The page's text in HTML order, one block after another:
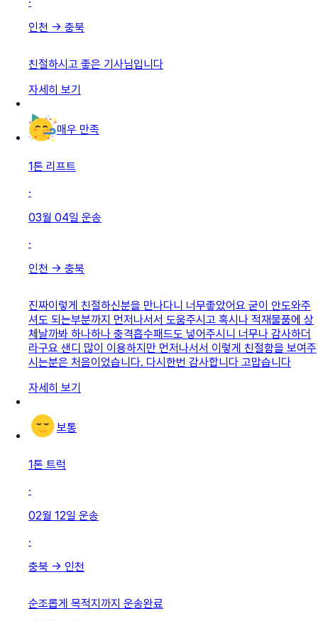
인천 → 충북
친절하시고 좋은 기사님입니다
자세히 보기
매우 만족
1톤 리프트
·
03월 04일 운송
·
인천 → 충북
진짜이렇게 친절하신분을 만나다니 너무좋았어요 굳이 안도와주
셔도 되는부분까지 먼저나서서 도움주시고 혹시나 적재물품에 상
체날까봐 하나하나 충격흡수패드도 넣어주시니 너무나 감사하더
라구요 샌디 많이 이용하지만 먼저나서서 이렇게 친절함을 보여주
시는분은 처음이었습니다. 다시한번 감사합니다 고맙습니다
자세히 보기
보통
1톤 트럭
·
02월 12일 운송
·
충북 → 인천
순조롭게 목적지까지 운송완료